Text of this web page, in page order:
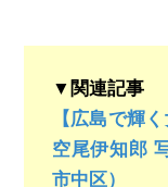
▼関連記事
【広島で輝
空尾伊知郎
市中区）